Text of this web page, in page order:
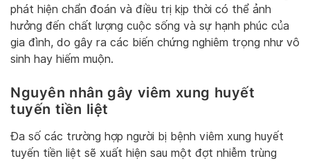
phát hiện chẩn đoán và điều trị kịp thời có thể ảnh
hưởng đến chất lượng cuộc sống và sự hạnh phúc của
gia đình, do gây ra các biến chứng nghiêm trọng như vô
sinh hay hiếm muộn.
Nguyên nhân gây viêm xung huyết
tuyến tiền liệt
Đa số các trường hợp người bị bệnh viêm xung huyết
tuyến tiền liệt sẽ xuất hiện sau một đợt nhiễm trùng